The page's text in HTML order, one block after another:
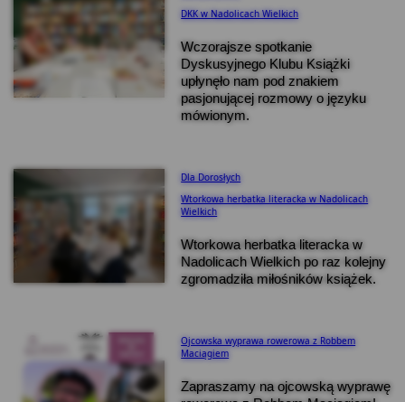
DKK w Nadolicach Wielkich
Wczorajsze spotkanie
Dyskusyjnego Klubu Książki
upłynęło nam pod znakiem
pasjonującej rozmowy o języku
mówionym.
Dla Dorosłych
Wtorkowa herbatka literacka w Nadolicach
Wielkich
Wtorkowa herbatka literacka w
Nadolicach Wielkich po raz kolejny
zgromadziła miłośników książek.
Ojcowska wyprawa rowerowa z Robbem
Maciągiem
Zapraszamy na ojcowską wyprawę